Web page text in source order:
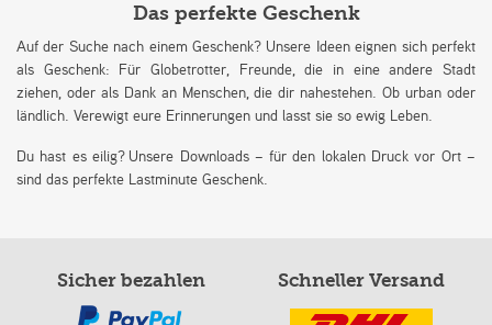
Das perfekte Geschenk
Auf der Suche nach einem Geschenk? Unsere Ideen eignen sich perfekt
als Geschenk: Für Globetrotter, Freunde, die in eine andere Stadt
ziehen, oder als Dank an Menschen, die dir nahestehen. Ob urban oder
ländlich. Verewigt eure Erinnerungen und lasst sie so ewig Leben.
Du hast es eilig? Unsere Downloads – für den lokalen Druck vor Ort –
sind das perfekte Lastminute Geschenk.
Sicher bezahlen Schneller Versand